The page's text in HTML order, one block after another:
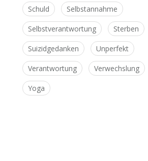
Schuld Selbstannahme
Selbstverantwortung Sterben
Suizidgedanken Unperfekt
Verantwortung Verwechslung
Yoga